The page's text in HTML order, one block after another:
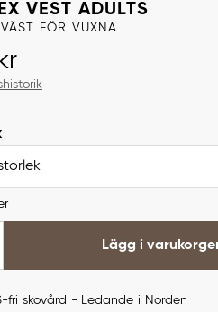
VEST ADULTS
FÖR VUXNA
kr
Lägg i
fri skovård - Ledande i Norden